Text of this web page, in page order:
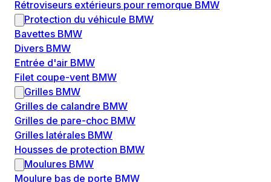
Rétroviseurs extérieurs pour remorque BMW
Protection du véhicule BMW
Bavettes BMW
Divers BMW
Entrée d'air BMW
Filet coupe-vent BMW
Grilles BMW
Grilles de calandre BMW
Grilles de pare-choc BMW
Grilles latérales BMW
Housses de protection BMW
Moulures BMW
Moulure bas de porte BMW